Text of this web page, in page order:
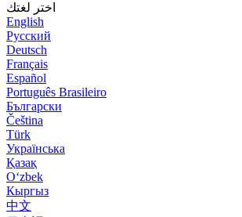
اختر لغتك
English
Русский
Deutsch
Français
Español
Português Brasileiro
Български
Čeština
Türk
Українська
Қазақ
Оʻzbek
Кыргыз
中文